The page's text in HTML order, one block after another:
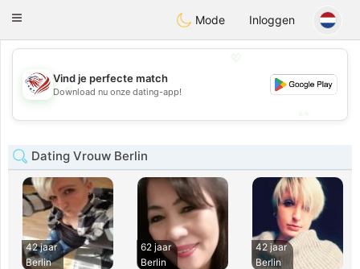
StatesDating
Toggle
Mode Inloggen
💖
💕
Vind je perfecte match
Download nu onze dating-app!
Dating Vrouw Berlin
42 jaar
Berlin
62 jaar
Berlin
42 jaar
Berlin